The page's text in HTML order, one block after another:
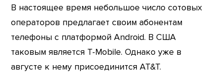
В настоящее время небольшое число сотовых
операторов предлагает своим абонентам
телефоны с платформой Android. В США
таковым является T-Mobile. Однако уже в
августе к нему присоединится AT&T.